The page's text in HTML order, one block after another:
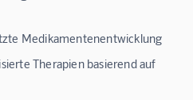
Medikamentenentwicklung
Therapien basierend auf